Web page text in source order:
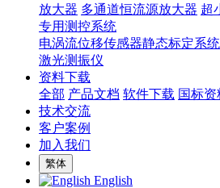
放大器 多通道恒流源放大器 超
专用测控系统
电涡流位移传感器静态标定系统
激光测振仪
资料下载
全部 产品文档 软件下载 国标资
技术交流
客户案例
加入我们
繁体
English